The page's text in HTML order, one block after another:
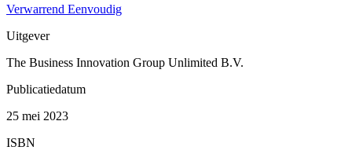
Verwarrend Eenvoudig
Uitgever
The Business Innovation Group Unlimited B.V.
Publicatiedatum
25 mei 2023
ISBN